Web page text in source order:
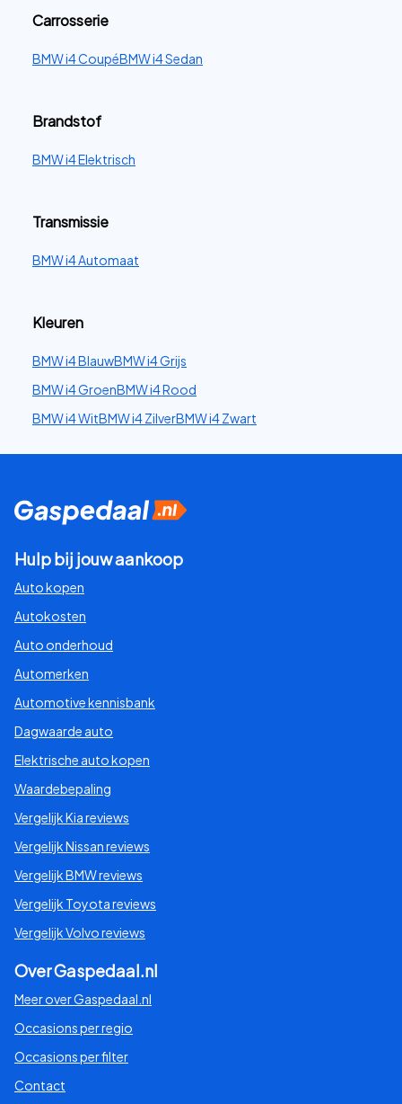
Carrosserie
BMW i4 CoupéBMW i4 Sedan
Brandstof
BMW i4 Elektrisch
Transmissie
BMW i4 Automaat
Kleuren
BMW i4 BlauwBMW i4 Grijs
BMW i4 GroenBMW i4 Rood
BMW i4 WitBMW i4 ZilverBMW i4 Zwart
Hulp bij jouw aankoop
Auto kopen
Autokosten
Auto onderhoud
Automerken
Automotive kennisbank
Dagwaarde auto
Elektrische auto kopen
Waardebepaling
Vergelijk Kia reviews
Vergelijk Nissan reviews
Vergelijk BMW reviews
Vergelijk Toyota reviews
Vergelijk Volvo reviews
Over Gaspedaal.nl
Meer over Gaspedaal.nl
Occasions per regio
Occasions per filter
Contact